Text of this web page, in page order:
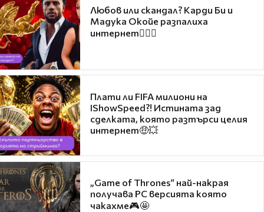
Любов или скандал? Карди Би и
Мадука Окойе разпалиха
интернет❤️‍🔥🔥
Плати ли FIFA милиони на
IShowSpeed?! Истината зад
сделката, която разтърси целия
интернет🤑💥
„Game of Thrones“ най-накрая
получава PC версията която
чакахме🎮🤩